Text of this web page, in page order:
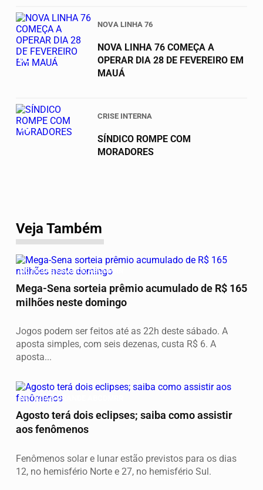
03
NOVA LINHA 76
NOVA LINHA 76 COMEÇA A
OPERAR DIA 28 DE FEVEREIRO EM
MAUÁ
04
CRISE INTERNA
SÍNDICO ROMPE COM
MORADORES
Veja Também
NOTICIAS GRANDE ABCDMRR
Mega-Sena sorteia prêmio acumulado de R$ 165
milhões neste domingo
Jogos podem ser feitos até as 22h deste sábado. A
aposta simples, com seis dezenas, custa R$ 6. A
aposta...
NOTICIAS GRANDE ABCDMRR
Agosto terá dois eclipses; saiba como assistir
aos fenômenos
Fenômenos solar e lunar estão previstos para os dias
12, no hemisfério Norte e 27, no hemisfério Sul.